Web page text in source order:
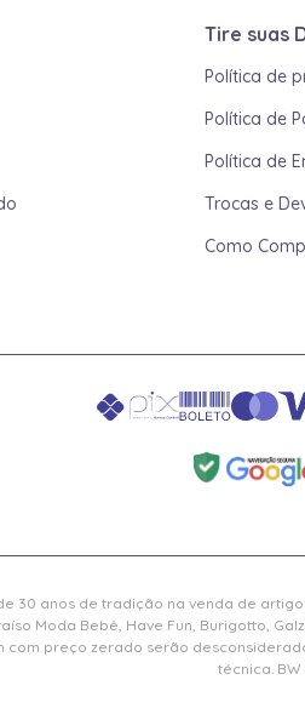
Tire suas
Política de
Política de
Política de
Trocas e
Como
30 anos de tradição na venda de
Moda Bebê, Have Fun, Burigotto,
preço zerado serão
técnica. BW